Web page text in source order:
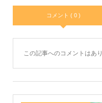
コメント ( 0 )
この記事へのコメントはあ